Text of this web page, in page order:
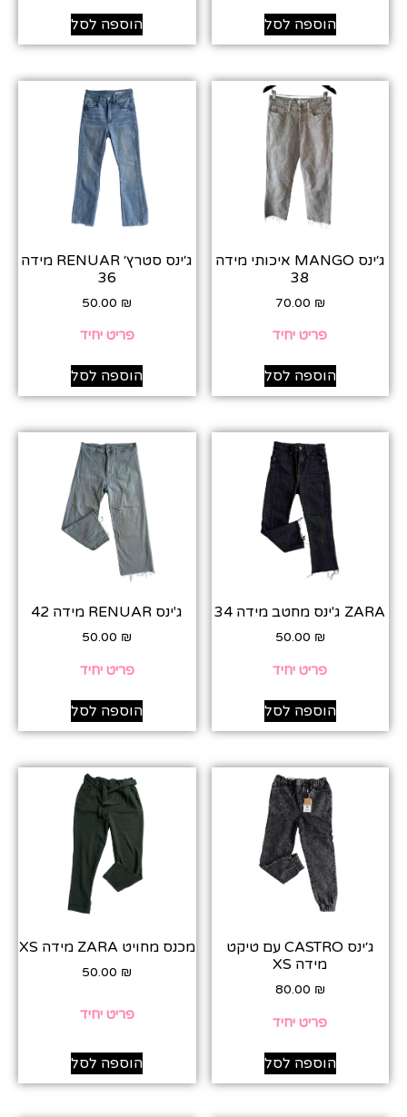
הוספה לסל הוספה לסל
ג׳ינס MANGO איכותי מידה
38
70.00 ₪
פריט יחיד
הוספה לסל
ג׳ינס סטרץ׳ RENUAR מידה
36
50.00 ₪
פריט יחיד
הוספה לסל
ZARA ג'ינס מחטב מידה 34
50.00 ₪
פריט יחיד
הוספה לסל
ג'ינס RENUAR מידה 42
50.00 ₪
פריט יחיד
הוספה לסל
ג׳ינס CASTRO עם טיקט
מידה XS
80.00 ₪
פריט יחיד
הוספה לסל
מכנס מחויט ZARA מידה XS
50.00 ₪
פריט יחיד
הוספה לסל